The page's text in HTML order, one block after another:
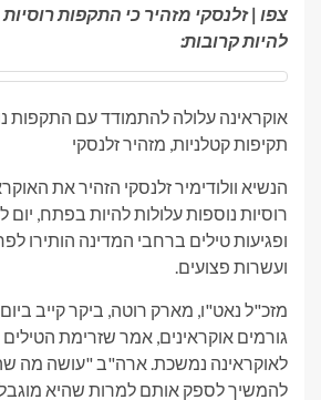
צפו | זלנסקי מזהיר כי התקפות
להיות קרובות:
אוקראינה עלולה להתמודד עם התקפות
תקיפות קטלניות, מזהיר זלנסקי
הנשיא וולודימיר זלנסקי הזהיר את
רוסיות נוספות עלולות להיות בפתח,
ועשרות פצועים.
מזכ"ל נאט"ו, מארק רוטה, ביקר קייב
גורמים אוקראינים, אמר שזרימת
לאוקראינה נמשכת. ארה"ב "עושה מה
להמשיך לספק אותם למרות שהיא